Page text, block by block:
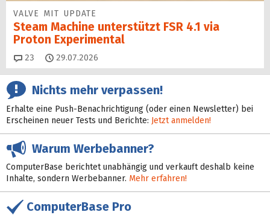
VALVE MIT UPDATE
Steam Machine unterstützt FSR 4.1 via
Proton Experimental
23 Kommentare
29.07.2026
Nichts mehr verpassen!
Erhalte eine Push-Benachrichtigung (oder einen Newsletter) bei
Erscheinen neuer Tests und Berichte: Jetzt anmelden!
Warum Werbebanner?
ComputerBase berichtet unabhängig und verkauft deshalb keine
Inhalte, sondern Werbebanner. Mehr erfahren!
ComputerBase Pro